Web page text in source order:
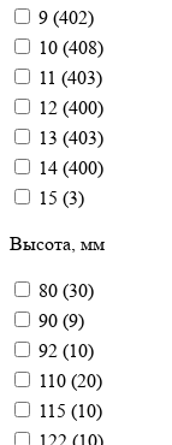
9 (402)
10 (408)
11 (403)
12 (400)
13 (403)
14 (400)
15 (3)
Высота, мм
80 (30)
90 (9)
92 (10)
110 (20)
115 (10)